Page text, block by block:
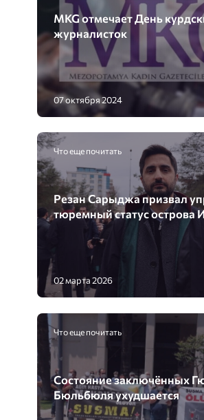
MKG отмечает День
журналисток
07 октября 2024
Что еще почитать
Резан Сарыджа призвал
тюремный статус острова
02 марта 2026
Что еще почитать
Состояние заключённых
Бюльбюля ухудшается